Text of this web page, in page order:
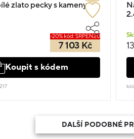
zlato pecky s kameny
-20% kód: SRPEN20
7 103 Kč
Koupit s kódem
DALŠÍ PODOBNÉ